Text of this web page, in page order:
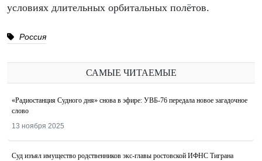
условиях длительных орбитальных полётов.
Россия
САМЫЕ ЧИТАЕМЫЕ
«Радиостанция Судного дня» снова в эфире: УВБ-76 передала новое загадочное
слово
13 ноября 2025
Суд изъял имущество родственников экс-главы ростовской ИФНС Тиграна